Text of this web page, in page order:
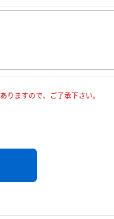
ますので、ご了承下さい。